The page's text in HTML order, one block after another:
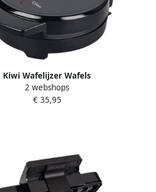
Kiwi Wafelijzer Wafels
Wafelmaker 5 Wafels ⌀ 20
centimeter Zwart
2 webshops
€ 35,95